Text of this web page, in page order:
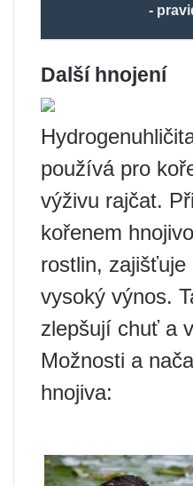
-
Další hnojení
používá pro
výživu rajčat.
kořenem
rostlin,
vysoký výnos.
zlepšují chuť a
Možnosti a
hnojiva: